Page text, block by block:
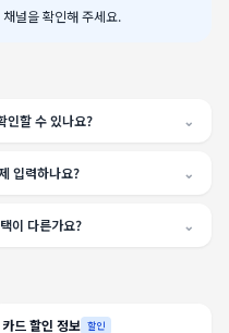
널을 확인해 주세요.
인할 수 있나요? ⌄
입력하나요? ⌄
이 다른가요? ⌄
카드 할인 정보 할인